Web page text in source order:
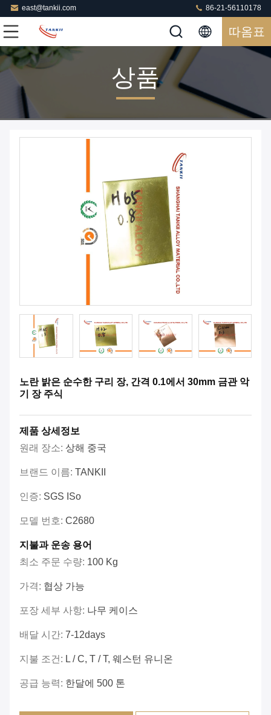
east@tankii.com 86-21-56110178
따옴표
상품
노란 밝은 순수한 구리 장, 간격 0.1에서 30mm 금관 악
기 장 주식
제품 상세정보
원래 장소: 상해 중국
브랜드 이름: TANKII
인증: SGS ISo
모델 번호: C2680
지불과 운송 용어
최소 주문 수량: 100 Kg
가격: 협상 가능
포장 세부 사항: 나무 케이스
배달 시간: 7-12days
지불 조건: L / C, T / T, 웨스턴 유니온
공급 능력: 한달에 500 톤